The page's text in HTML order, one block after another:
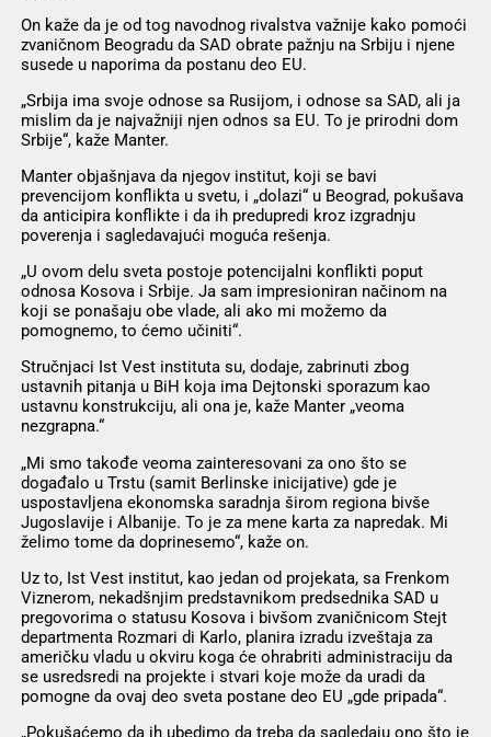
On kaže da je od tog navodnog rivalstva važnije kako pomoći
zvaničnom Beogradu da SAD obrate pažnju na Srbiju i njene
susede u naporima da postanu deo EU.
„Srbija ima svoje odnose sa Rusijom, i odnose sa SAD, ali ja
mislim da je najvažniji njen odnos sa EU. To je prirodni dom
Srbije“, kaže Manter.
Manter objašnjava da njegov institut, koji se bavi
prevencijom konflikta u svetu, i „dolazi“ u Beograd, pokušava
da anticipira konflikte i da ih predupredi kroz izgradnju
poverenja i sagledavajući moguća rešenja.
„U ovom delu sveta postoje potencijalni konflikti poput
odnosa Kosova i Srbije. Ja sam impresioniran načinom na
koji se ponašaju obe vlade, ali ako mi možemo da
pomognemo, to ćemo učiniti“.
Stručnjaci Ist Vest instituta su, dodaje, zabrinuti zbog
ustavnih pitanja u BiH koja ima Dejtonski sporazum kao
ustavnu konstrukciju, ali ona je, kaže Manter „veoma
nezgrapna.“
„Mi smo takođe veoma zainteresovani za ono što se
događalo u Trstu (samit Berlinske inicijative) gde je
uspostavljena ekonomska saradnja širom regiona bivše
Jugoslavije i Albanije. To je za mene karta za napredak. Mi
želimo tome da doprinesemo“, kaže on.
Uz to, Ist Vest institut, kao jedan od projekata, sa Frenkom
Viznerom, nekadšnjim predstavnikom predsednika SAD u
pregovorima o statusu Kosova i bivšom zvaničnicom Stejt
departmenta Rozmari di Karlo, planira izradu izveštaja za
američku vladu u okviru koga će ohrabriti administraciju da
se usredsredi na projekte i stvari koje može da uradi da
pomogne da ovaj deo sveta postane deo EU „gde pripada“.
„Pokušaćemo da ih ubedimo da treba da sagledaju ono što je